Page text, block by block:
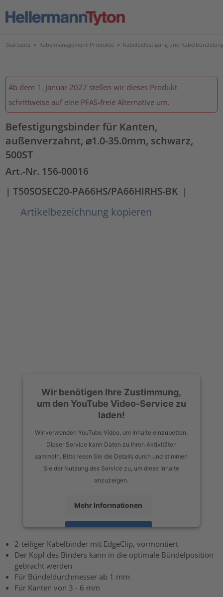
Startseite > Kabelmanagement-Produkte > Kabelbefestigung und
Ab dem 1. Januar 2027 stellen wir dieses Produkt
schrittweise auf eine PFAS-freie Alternative um.
Befestigungsbinder für Kanten,
außenverzahnt, ⌀1.0-35.0mm, schwarz,
500ST
Art.-Nr. 156-00016
| T50SOSEC20-PA66HS/PA66HIRHS-BK |
Artikelbezeichnung kopieren
Wir benötigen Ihre Zustimmung,
um den YouTube Video-Service zu
laden!
Wir verwenden YouTube Video, um Inhalte einzubetten.
Dieser Service kann Daten zu Ihren Aktivitäten
sammeln. Bitte lesen Sie die Details durch und stimmen
Sie der Nutzung des Service zu, um diese Inhalte
anzuzeigen.
Mehr Informationen
Akzeptieren
powered byUsercentrics Consent Management Platform
2-teiliger Kabelbinder mit EdgeClip, vormontiert
Der Kopf des Binders kann in die optimale Bündelposition
gebracht werden
Für Bündeldurchmesser ab 1 mm
Für Kanten von 3 - 6 mm